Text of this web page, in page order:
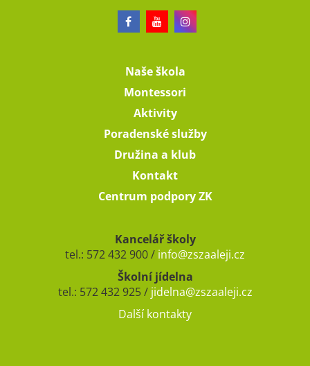
Naše škola
Montessori
Aktivity
Poradenské služby
Družina a klub
Kontakt
Centrum podpory ZK
Kancelář školy
tel.: 572 432 900 / info@zszaaleji.cz
Školní jídelna
tel.: 572 432 925 / jidelna@zszaaleji.cz
Další kontakty